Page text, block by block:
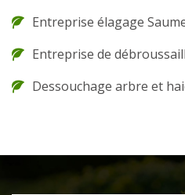
Entreprise élagage
Entreprise de
Dessouchage arbre et